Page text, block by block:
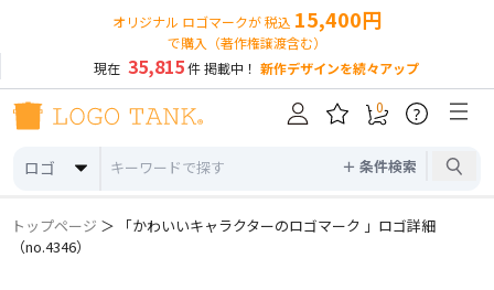
オリジナル ロゴマークが 税込 15,400円
で購入（著作権譲渡含む）
現在 35,815件 掲載中！ 新作デザインを続々アップ
ロゴ ＋ 条件検索
0 ?
トップページ ＞ 「かわいいキャラクターのロゴマーク 」ロゴ詳細
（no.4346）